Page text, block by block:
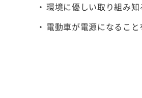
環境に優しい取り組み知
電動車が電源になるこ